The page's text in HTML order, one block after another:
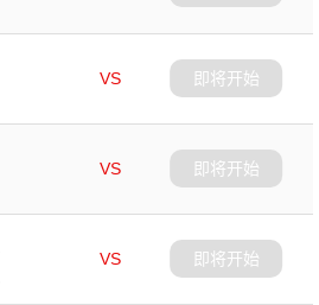
VS
即将开始
VS
即将开始
VS
即将开始